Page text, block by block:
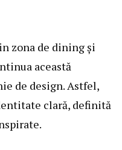
zona de dining și
această
de design. Astfel,
clară, definită